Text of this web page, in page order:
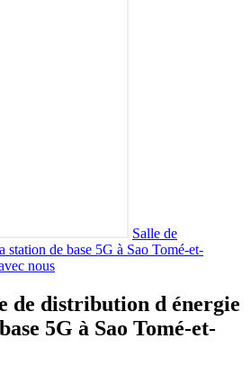
Salle de
station de base 5G à Sao Tomé-et-
nous
de distribution d énergie
5G à Sao Tomé-et-